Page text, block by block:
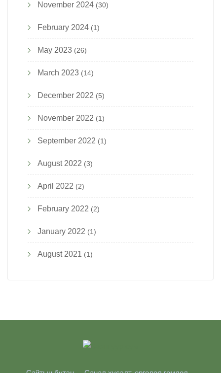
November 2024 (30)
February 2024 (1)
May 2023 (26)
March 2023 (14)
December 2022 (5)
November 2022 (1)
September 2022 (1)
August 2022 (3)
April 2022 (2)
February 2022 (2)
January 2022 (1)
August 2021 (1)